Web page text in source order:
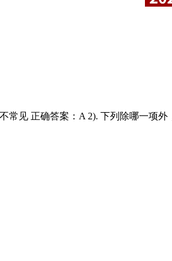
见 正确答案：A 2). 下列除哪一项